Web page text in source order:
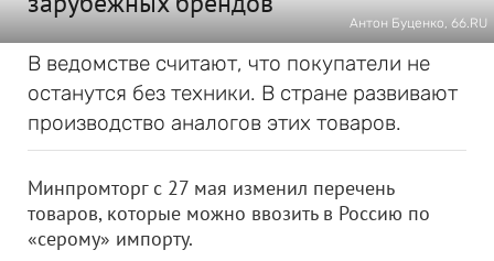
Антон Буценко, 66.RU
В ведомстве считают, что покупатели не
останутся без техники. В стране развивают
производство аналогов этих товаров.
Минпромторг с 27 мая изменил перечень
товаров, которые можно ввозить в Россию по
«серому» импорту.